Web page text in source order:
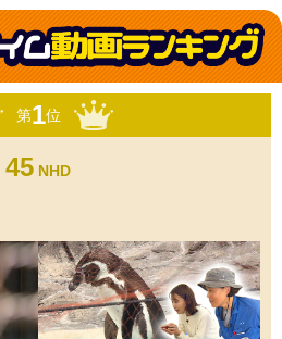
第1位
45 NHD